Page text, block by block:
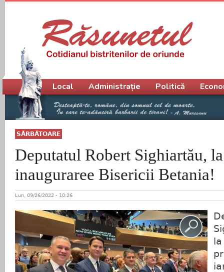
SĂRBĂTOARE
Deputatul Robert Sighiartău,
inauguraree Bisericii Betania!
Lun, 09/26/2022 - 10:26
Meniu principal
Local Administrație Politică